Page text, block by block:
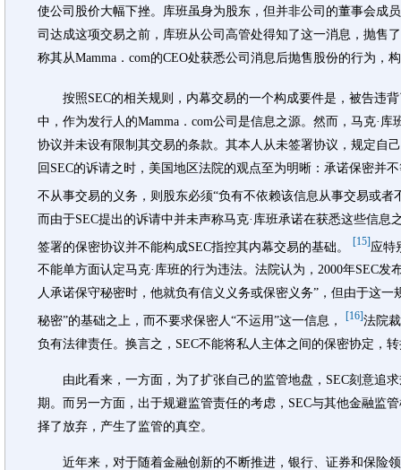
使公司股价大幅下挫。库班虽身为股东，但并非公司的董事会成
司达成这项交易之前，库班从公司高管处得知了这一消息，抛售
称其从Mamma．com的CEO处获悉公司消息后抛售股份的行为，
按照SEC的相关规则，内幕交易的一个构成要件是，被告违
中，作为发行人的Mamma．com公司是信息之源。然而，马克·
协议并未设有限制其交易的条款。其本人从未签署协议，规定自
回SEC的诉请之时，美国地区法院的观点至为明晰：承诺保密并
不从事交易的义务，则股东必须“负有不依赖该信息从事交易或
而由于SEC提出的诉请中并未声称马克·库班承诺在获悉这些信息
签署的保密协议并不能构成SEC指控其内幕交易的基础。 [15] 应特
不能单方面认定马克·库班的行为违法。法院认为，2000年SEC发
人承诺保守秘密时，他就负有信义义务或保密义务”，但由于这一
秘密”的基础之上，而不要求保密人“不运用”这一信息， [16] 法院
负有法律责任。换言之，SEC不能将私人主体之间的保密协定，
由此看来，一方面，为了扩张自己的监管地盘，SEC刻意追求
期。而另一方面，出于规避监管责任的考虑，SEC与其他金融监
择了放弃，产生了监管的真空。
近年来，对于随着金融创新的不断推进，银行、证券和保险